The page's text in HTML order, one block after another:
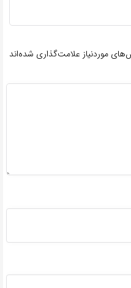
موردنیاز علامت‌گذاری شده‌اند